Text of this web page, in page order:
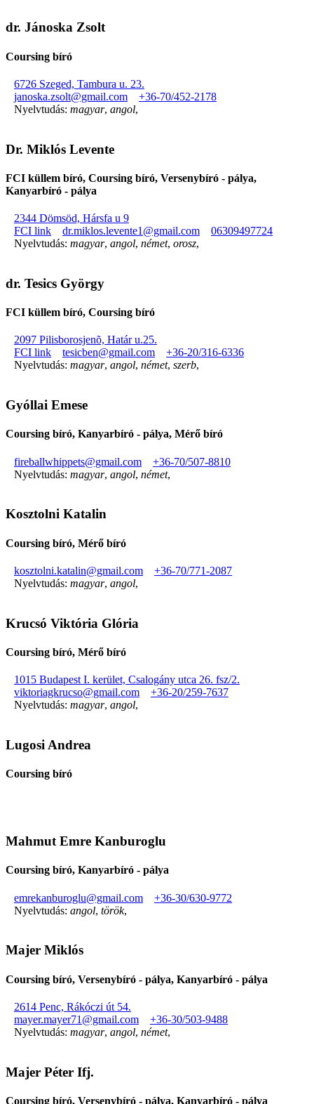
dr. Jánoska Zsolt
Coursing bíró
6726 Szeged, Tambura u. 23.
janoska.zsolt@gmail.com
+36-70/452-2178
Nyelvtudás: magyar, angol,
Dr. Miklós Levente
FCI küllem bíró, Coursing bíró, Versenybíró - pálya,
Kanyarbíró - pálya
2344 Dömsöd, Hársfa u 9
FCI link
dr.miklos.levente1@gmail.com
06309497724
Nyelvtudás: magyar, angol, német, orosz,
dr. Tesics György
FCI küllem bíró, Coursing bíró
2097 Pilisborosjenõ, Határ u.25.
FCI link
tesicben@gmail.com
+36-20/316-6336
Nyelvtudás: magyar, angol, német, szerb,
Gyóllai Emese
Coursing bíró, Kanyarbíró - pálya, Mérő bíró
fireballwhippets@gmail.com
+36-70/507-8810
Nyelvtudás: magyar, angol, német,
Kosztolni Katalin
Coursing bíró, Mérő bíró
kosztolni.katalin@gmail.com
+36-70/771-2087
Nyelvtudás: magyar, angol,
Krucsó Viktória Glória
Coursing bíró, Mérő bíró
1015 Budapest I. kerület, Csalogány utca 26. fsz/2.
viktoriagkrucso@gmail.com
+36-20/259-7637
Nyelvtudás: magyar, angol,
Lugosi Andrea
Coursing bíró
Mahmut Emre Kanburoglu
Coursing bíró, Kanyarbíró - pálya
emrekanburoglu@gmail.com
+36-30/630-9772
Nyelvtudás: angol, török,
Majer Miklós
Coursing bíró, Versenybíró - pálya, Kanyarbíró - pálya
2614 Penc, Rákóczi út 54.
mayer.mayer71@gmail.com
+36-30/503-9488
Nyelvtudás: magyar, angol, német,
Majer Péter Ifj.
Coursing bíró, Versenybíró - pálya, Kanyarbíró - pálya